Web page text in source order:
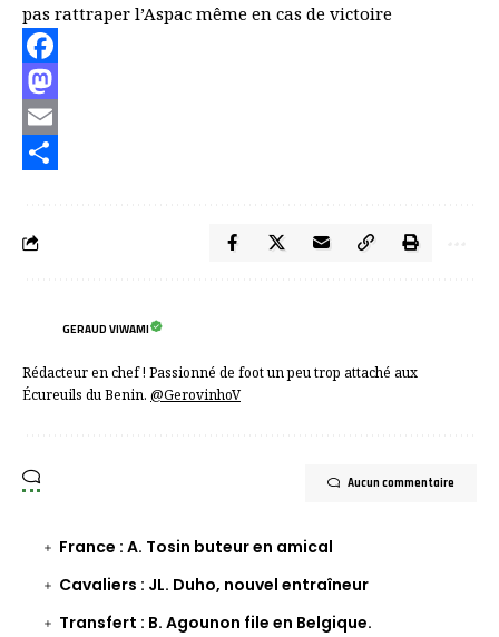
pas rattraper l’Aspac même en cas de victoire
Facebook
Mastodon
Email
GERAUD VIWAMI
Rédacteur en chef ! Passionné de foot un peu trop attaché aux
Écureuils du Benin. @GerovinhoV
Aucun commentaire
France : A. Tosin buteur en amical
Cavaliers : JL. Duho, nouvel entraîneur
Transfert : B. Agounon file en Belgique.